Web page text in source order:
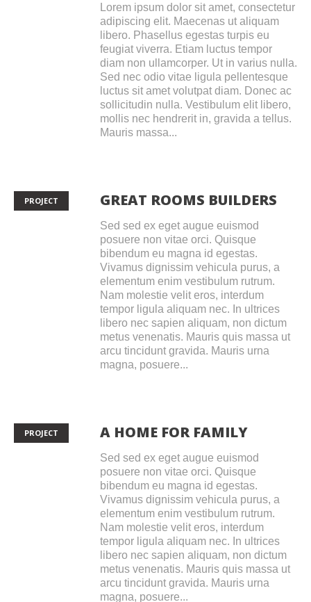
Lorem ipsum dolor sit amet, consectetur
adipiscing elit. Maecenas ut aliquam
libero. Phasellus egestas turpis eu
feugiat viverra. Etiam luctus tempor
diam non ullamcorper. Ut in varius nulla.
Sed nec odio vitae ligula pellentesque
luctus sit amet volutpat diam. Donec ac
sollicitudin nulla. Vestibulum elit libero,
mollis nec hendrerit in, gravida a tellus.
Mauris massa...
PROJECT GREAT ROOMS BUILDERS
Sed sed ex eget augue euismod
posuere non vitae orci. Quisque
bibendum eu magna id egestas.
Vivamus dignissim vehicula purus, a
elementum enim vestibulum rutrum.
Nam molestie velit eros, interdum
tempor ligula aliquam nec. In ultrices
libero nec sapien aliquam, non dictum
metus venenatis. Mauris quis massa ut
arcu tincidunt gravida. Mauris urna
magna, posuere...
PROJECT A HOME FOR FAMILY
Sed sed ex eget augue euismod
posuere non vitae orci. Quisque
bibendum eu magna id egestas.
Vivamus dignissim vehicula purus, a
elementum enim vestibulum rutrum.
Nam molestie velit eros, interdum
tempor ligula aliquam nec. In ultrices
libero nec sapien aliquam, non dictum
metus venenatis. Mauris quis massa ut
arcu tincidunt gravida. Mauris urna
magna, posuere...